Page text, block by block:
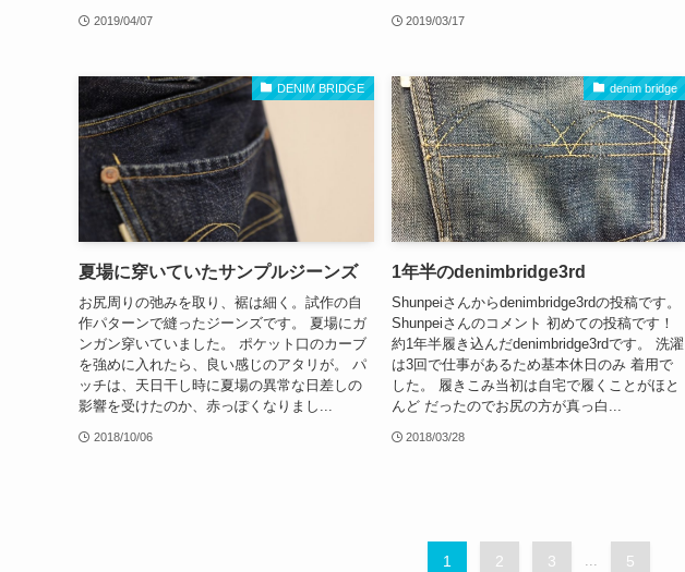
2019/04/07 2019/03/17
DENIM BRIDGE
夏場に穿いていたサンプルジーンズ
お尻周りの弛みを取り、裾は細く。試作の自
作パターンで縫ったジーンズです。 夏場にガ
ンガン穿いていました。 ポケット口のカーブ
を強めに入れたら、良い感じのアタリが。 パ
ッチは、天日干し時に夏場の異常な日差しの
影響を受けたのか、赤っぽくなりまし...
2018/10/06
denim bridge
1年半のdenimbridge3rd
Shunpeiさんからdenimbridge3rdの投稿です。
Shunpeiさんのコメント 初めての投稿です！
約1年半履き込んだdenimbridge3rdです。 洗濯
は3回で仕事があるため基本休日のみ 着用で
した。 履きこみ当初は自宅で履くことがほと
んど だったのでお尻の方が真っ白...
2018/03/28
1 2 3 5